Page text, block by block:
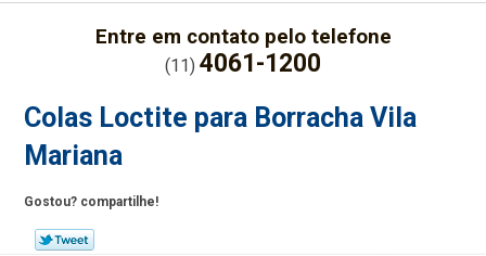
Entre em contato pelo telefone
(11) 4061-1200
Colas Loctite para Borracha Vila
Mariana
Gostou? compartilhe!